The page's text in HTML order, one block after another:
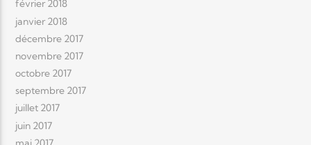
février 2018
janvier 2018
décembre 2017
novembre 2017
octobre 2017
septembre 2017
juillet 2017
juin 2017